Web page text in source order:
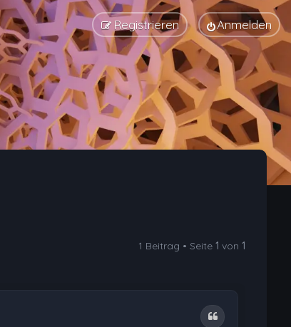
Anmelden
Registrieren
1 Beitrag • Seite1 von1
Zitat